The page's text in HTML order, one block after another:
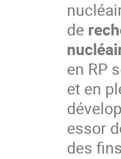
de
en RP
et en
essor
des fins